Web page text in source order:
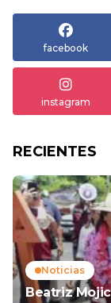
facebook
instagram
RECIENTES
Noticias
Beatriz